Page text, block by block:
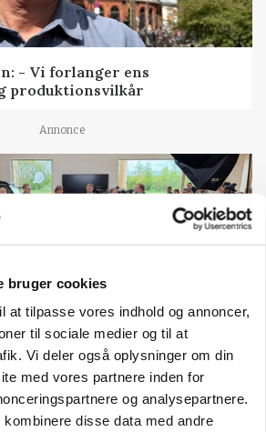
bruger cookies
at tilpasse vores indhold og annoncer,
til sociale medier og til at
Vi deler også oplysninger om din
med vores partnere inden for
og analysepartnere.
disse data med andre
- Vi forlanger ens
produktionsvilkår
Annonce
Nyt tv-format udfordrer